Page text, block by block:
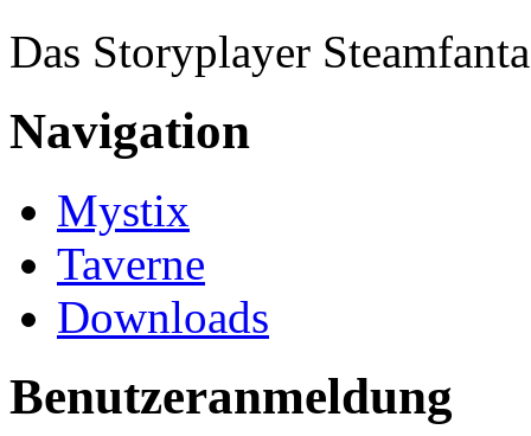
Das Storyplayer
Navigation
Mystix
Taverne
Downloads
Benutzeranmeldung